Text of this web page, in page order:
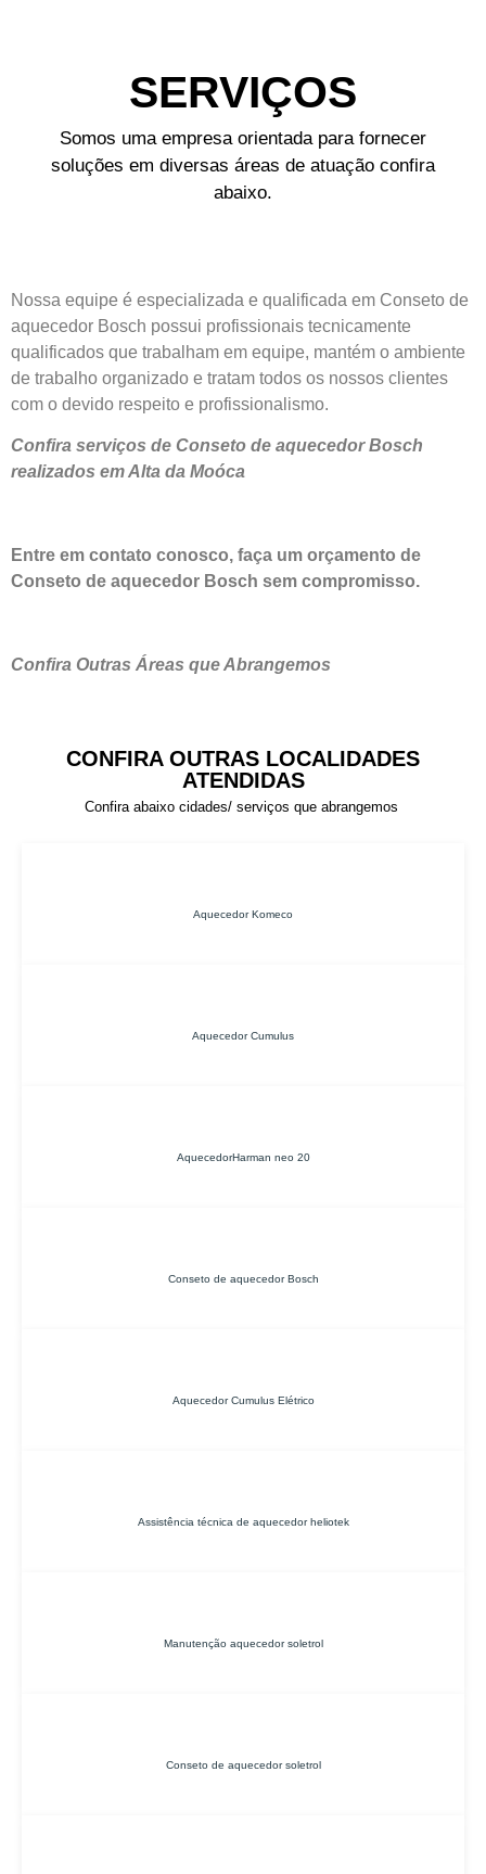
SERVIÇOS
Somos uma empresa orientada para fornecer
soluções em diversas áreas de atuação confira
abaixo.
Nossa equipe é especializada e qualificada em Conseto de
aquecedor Bosch possui profissionais tecnicamente
qualificados que trabalham em equipe, mantém o ambiente
de trabalho organizado e tratam todos os nossos clientes
com o devido respeito e profissionalismo.
Confira serviços de Conseto de aquecedor Bosch
realizados em Alta da Moóca
Entre em contato conosco, faça um orçamento de
Conseto de aquecedor Bosch sem compromisso.
Confira Outras Áreas que Abrangemos
CONFIRA OUTRAS LOCALIDADES
ATENDIDAS
Confira abaixo cidades/ serviços que abrangemos
Aquecedor Komeco
Aquecedor Cumulus
AquecedorHarman neo 20
Conseto de aquecedor Bosch
Aquecedor Cumulus Elétrico
Assistência técnica de aquecedor heliotek
Manutenção aquecedor soletrol
Conseto de aquecedor soletrol